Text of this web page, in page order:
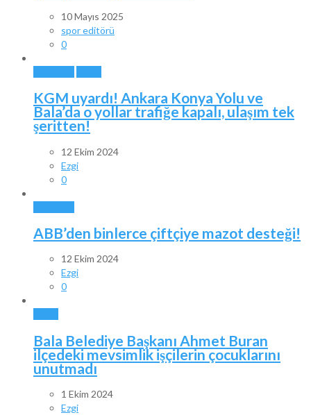
10 Mayıs 2025
spor editörü
0
KGM uyardı! Ankara Konya Yolu ve
Bala’da o yollar trafiğe kapalı, ulaşım tek
şeritten!
12 Ekim 2024
Ezgi
0
ABB’den binlerce çiftçiye mazot desteği!
12 Ekim 2024
Ezgi
0
Bala Belediye Başkanı Ahmet Buran
ilçedeki mevsimlik işçilerin çocuklarını
unutmadı
1 Ekim 2024
Ezgi